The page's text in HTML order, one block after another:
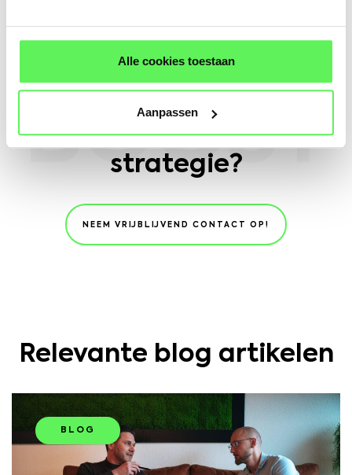
Alle cookies toestaan
Aanpassen
BOOST
WE BOOST BRANDS
nog meer mogelijk is in
jouw e-mail marketing
strategie?
NEEM VRIJBLIJVEND CONTACT OP!
Relevante blog artikelen
BLOG